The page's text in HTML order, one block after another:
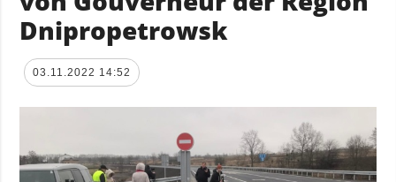
der Ukraine
Politik
Wirtschaft
Militär
Sport
Dnipropetrowsk
03.11.2022 14:52